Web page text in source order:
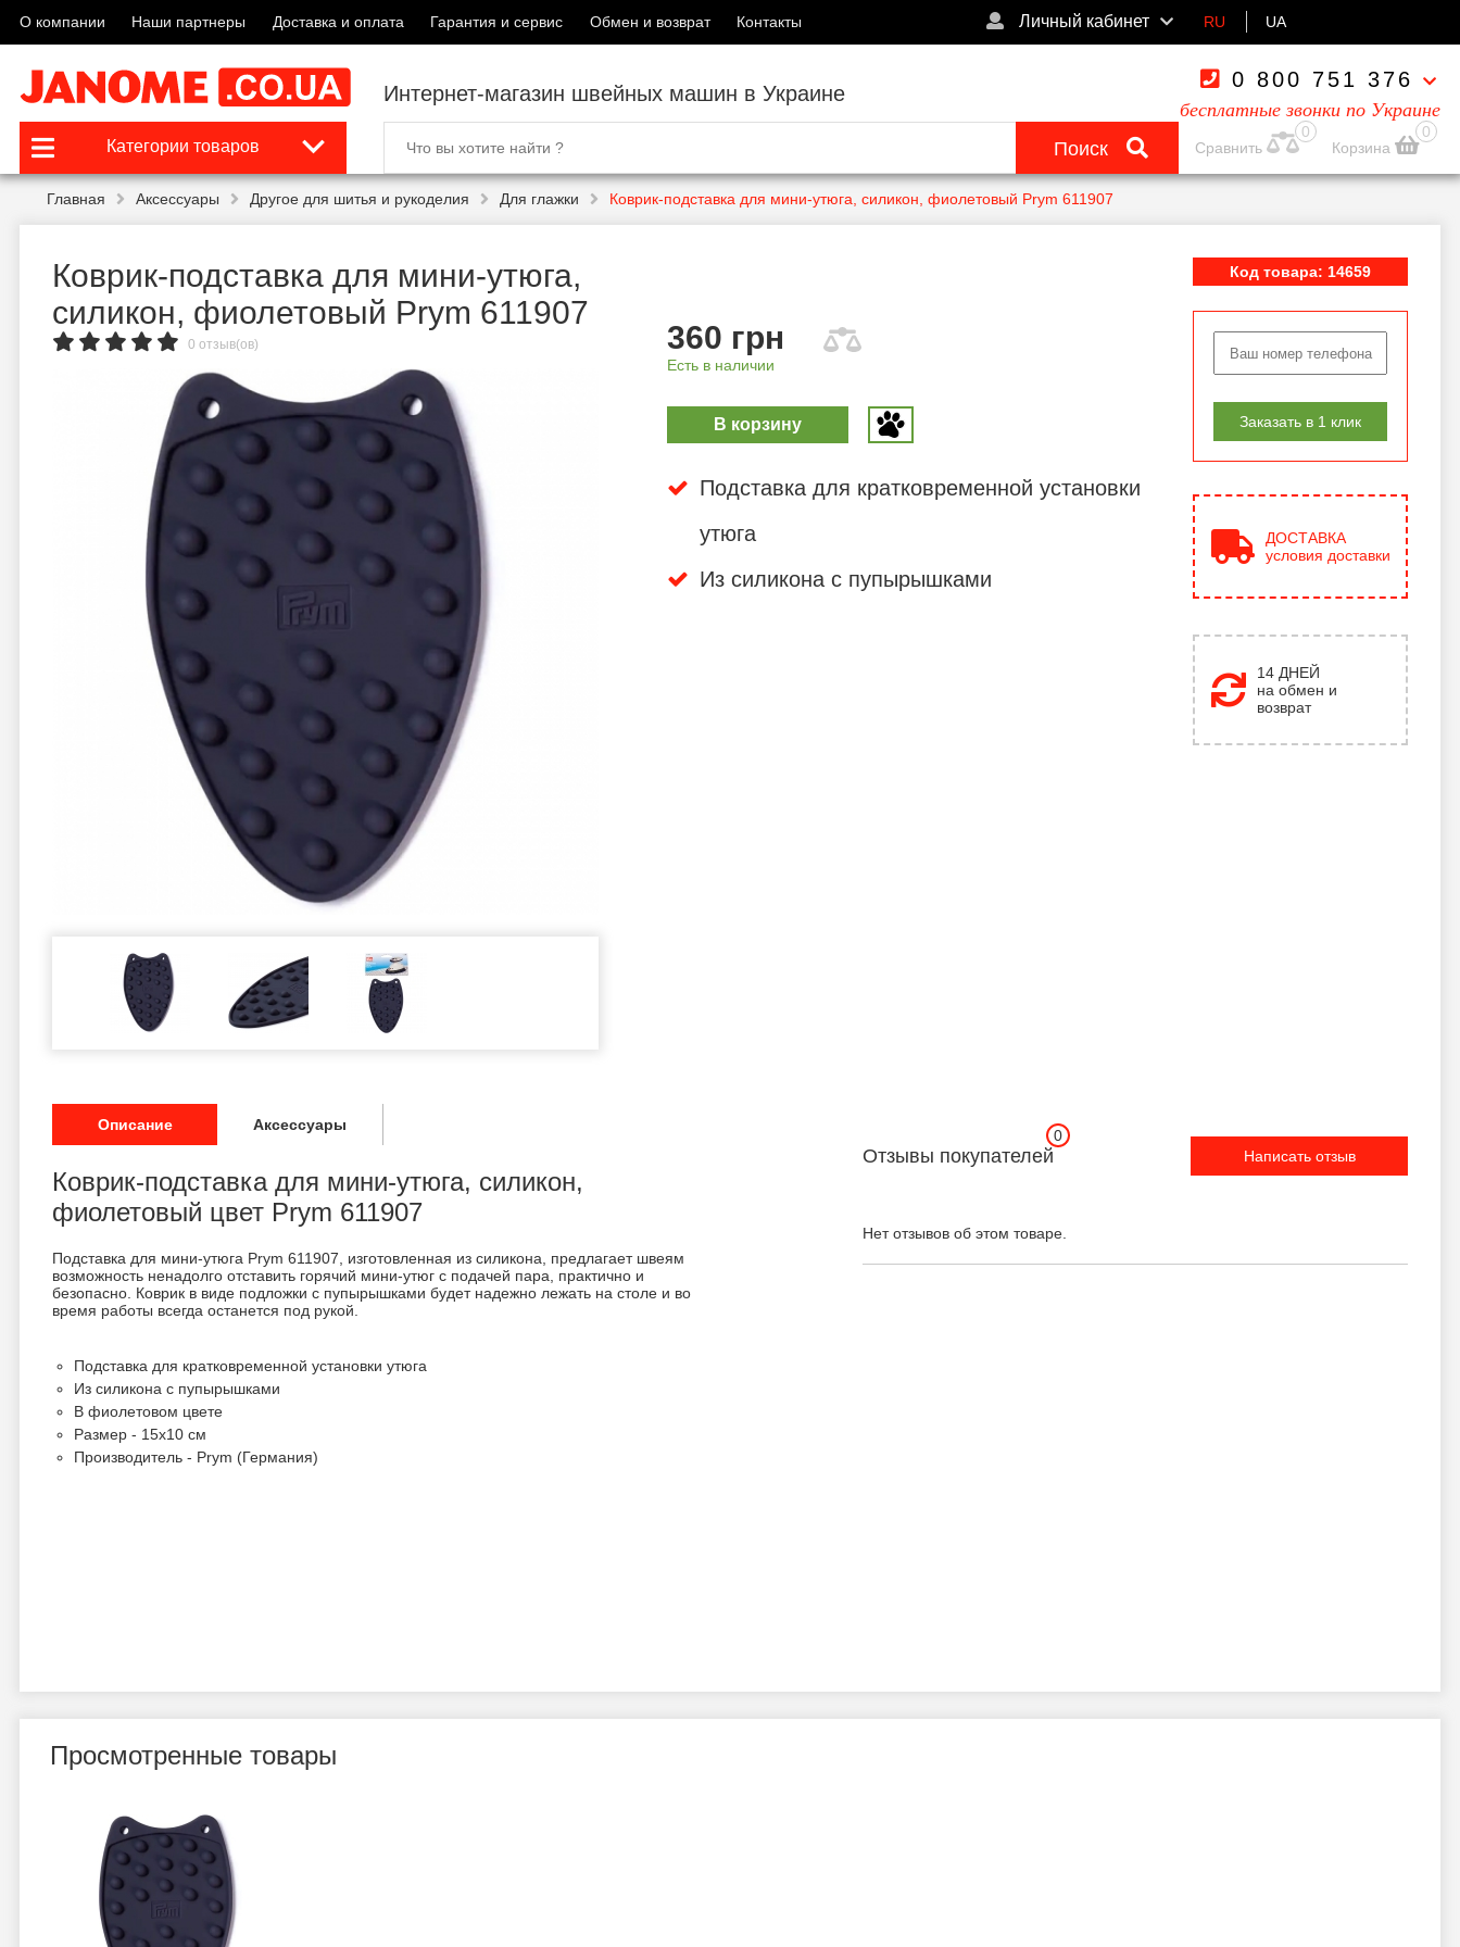
О компании Наши партнеры Доставка и оплата Гарантия и сервис Обмен и возврат Контакты Личный кабинет RU UA
Интернет-магазин швейных машин в Украине
0 800 751 376
бесплатные звонки по Украине
Категории товаров Поиск
0
Сравнить
0
Корзина
Главная Аксессуары Другое для шитья и рукоделия Для глажки Коврик-подставка для мини-утюга, силикон, фиолетовый Prym 611907
Коврик-подставка для мини-утюга,
силикон, фиолетовый Prym 611907
0 отзыв(ов) 360 грн
Есть в наличии
В корзину
Подставка для кратковременной установки
утюга
Из силикона с пупырышками
Код товара: 14659
Заказать в 1 клик
ДОСТАВКА
условия доставки
14 ДНЕЙ
на обмен и
возврат
Описание Аксессуары
Коврик-подставка для мини-утюга, силикон,
фиолетовый цвет Prym 611907
Подставка для мини-утюга Prym 611907, изготовленная из силикона, предлагает швеям
возможность ненадолго отставить горячий мини-утюг с подачей пара, практично и
безопасно. Коврик в виде подложки с пупырышками будет надежно лежать на столе и во
время работы всегда останется под рукой.
Подставка для кратковременной установки утюга
Из силикона с пупырышками
В фиолетовом цвете
Размер - 15х10 см
Производитель - Prym (Германия)
Отзывы покупателей
0
Написать отзыв
Нет отзывов об этом товаре.
Просмотренные товары